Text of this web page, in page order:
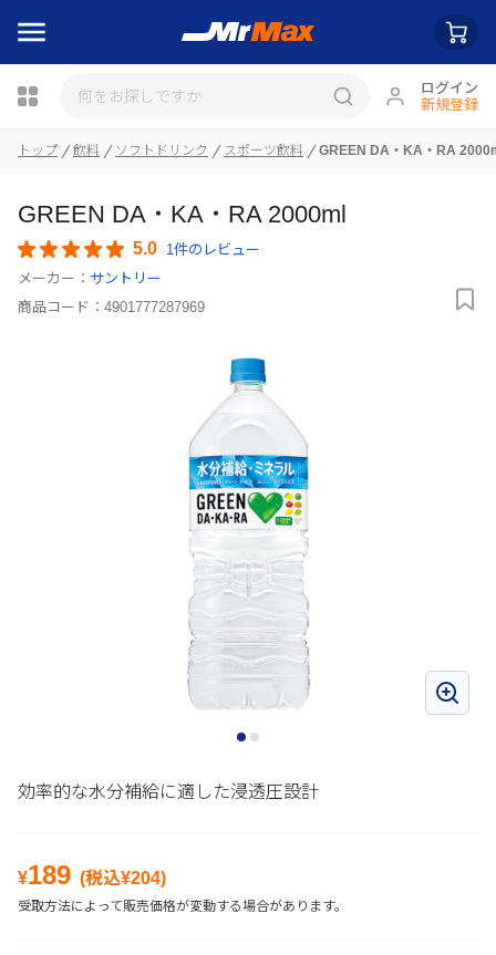
ログイン
新規登録
トップ 飲料 ソフトドリンク スポーツ飲料 GREEN DA・KA・RA
GREEN DA・KA・RA 2000ml
5.0 1件のレビュー
メーカー： サントリー
商品コード： 4901777287969
効率的な水分補給に適した浸透圧設計
¥189 (税込¥204)
受取方法によって販売価格が変動する場合があります。